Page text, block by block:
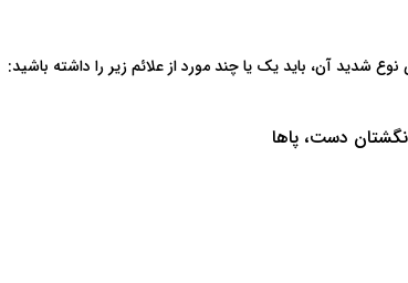
آن، باید یک یا چند مورد از علائم زیر را داشته باشید:
دست، پاها